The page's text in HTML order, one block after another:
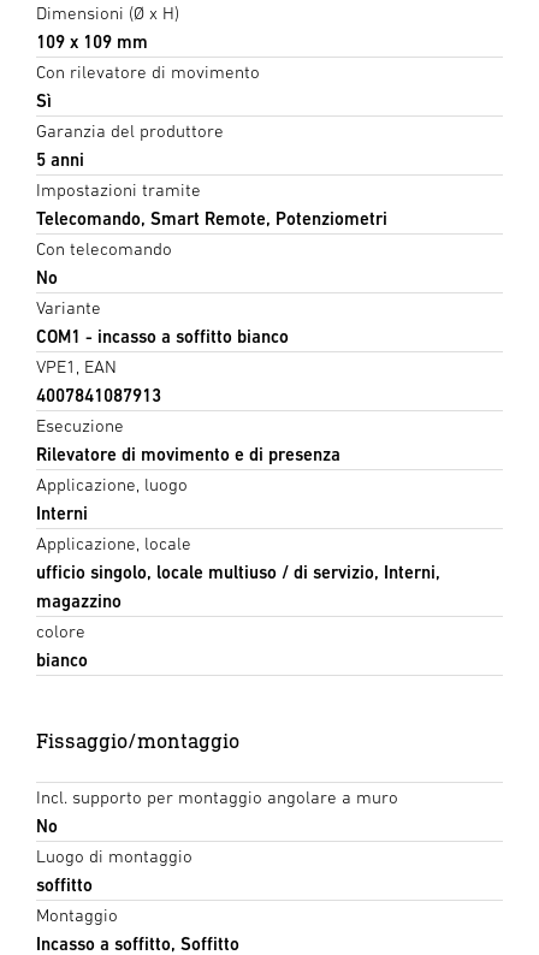
Dimensioni (Ø x H)
109 x 109 mm
Con rilevatore di movimento
Sì
Garanzia del produttore
5 anni
Impostazioni tramite
Telecomando, Smart Remote, Potenziometri
Con telecomando
No
Variante
COM1 - incasso a soffitto bianco
VPE1, EAN
4007841087913
Esecuzione
Rilevatore di movimento e di presenza
Applicazione, luogo
Interni
Applicazione, locale
ufficio singolo, locale multiuso / di servizio, Interni,
magazzino
colore
bianco
Fissaggio/montaggio
Incl. supporto per montaggio angolare a muro
No
Luogo di montaggio
soffitto
Montaggio
Incasso a soffitto, Soffitto